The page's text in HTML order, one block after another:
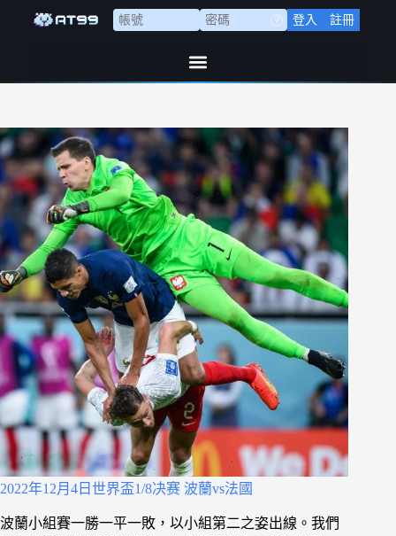
登入 註冊
2022年12月4日世界盃1/8决赛 波蘭vs法國
波蘭小組賽一勝一平一敗，以小組第二之姿出線。我們